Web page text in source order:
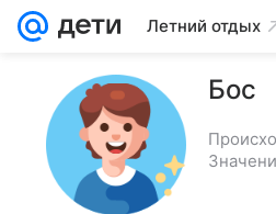
Летний отдых
Бос